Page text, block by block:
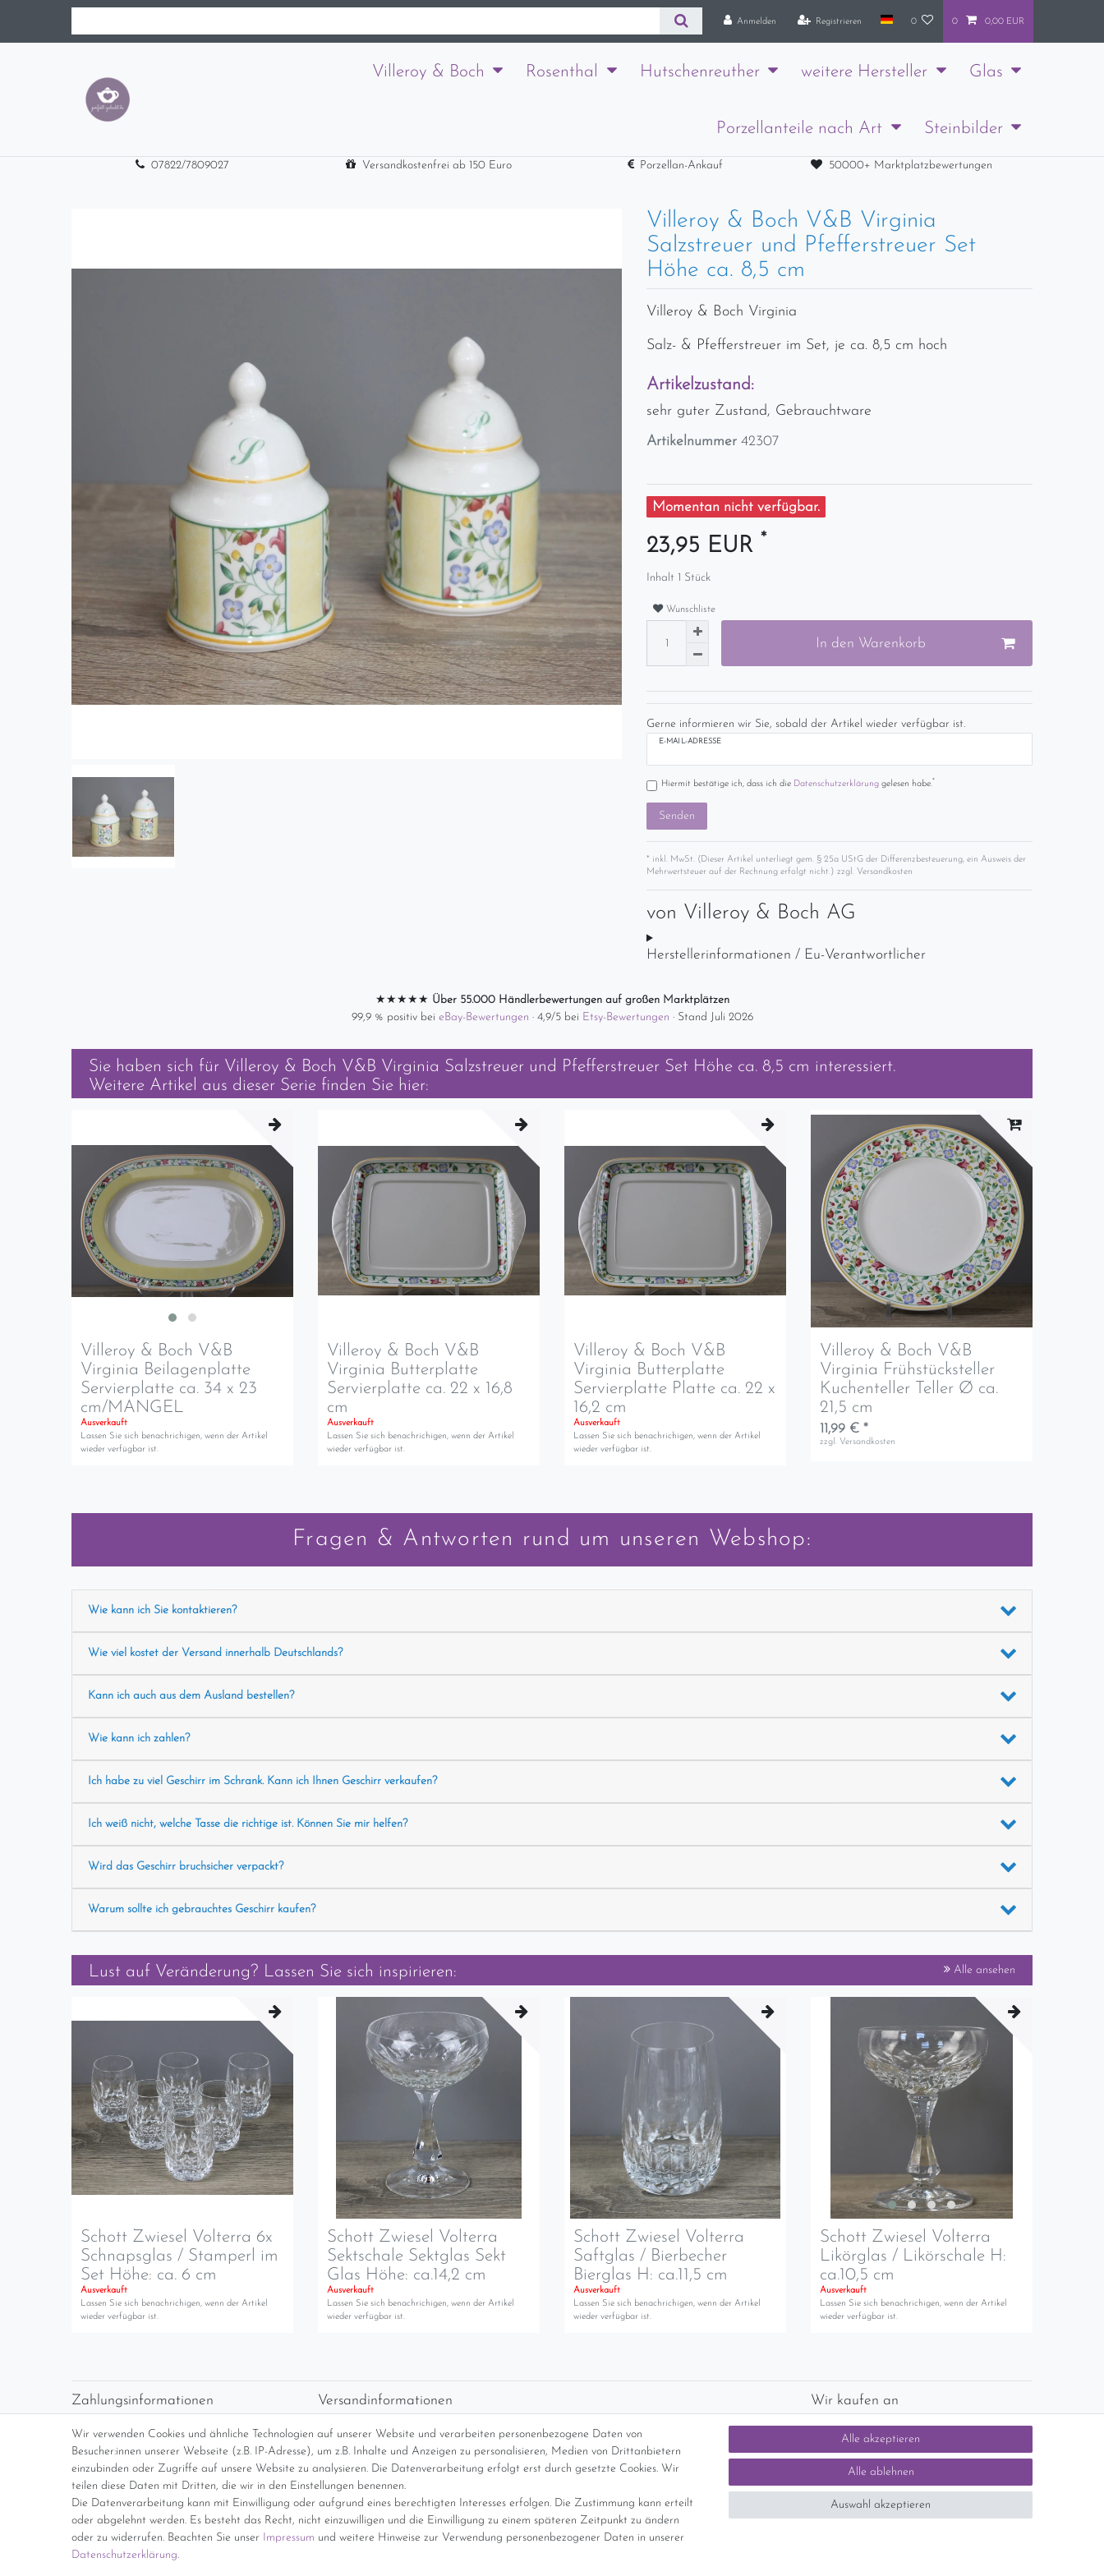
Anmelden Registrieren 0 0 0,00 EUR
Villeroy & Boch Rosenthal Hutschenreuther weitere Hersteller Glas
Porzellanteile nach Art Steinbilder
07822/7809027 Versandkostenfrei ab 150 Euro Porzellan-Ankauf 50000+ Marktplatzbewertungen
Villeroy & Boch V&B Virginia
Salzstreuer und Pfefferstreuer Set
Höhe ca. 8,5 cm
Villeroy & Boch Virginia
Salz- & Pfefferstreuer im Set, je ca. 8,5 cm hoch
Artikelzustand:
sehr guter Zustand, Gebrauchtware
Artikelnummer 42307
Momentan nicht verfügbar.
23,95 EUR *
Inhalt 1 Stück
Wunschliste
In den Warenkorb
Gerne informieren wir Sie, sobald der Artikel wieder verfügbar ist.
E-MAIL-ADRESSE
Hiermit bestätige ich, dass ich die Daten­schutz­erklärunggelesen habe.*
Senden
* inkl. MwSt. (Dieser Artikel unterliegt gem. § 25a UStG der Differenzbesteuerung, ein Ausweis der
Mehrwertsteuer auf der Rechnung erfolgt nicht.) zzgl. Versandkosten
von Villeroy & Boch AG
Herstellerinformationen / Eu-Verantwortlicher
★★★★★ Über 55.000 Händlerbewertungen auf großen Marktplätzen
99,9 % positiv bei eBay-Bewertungen · 4,9/5 bei Etsy-Bewertungen · Stand Juli 2026
Sie haben sich für Villeroy & Boch V&B Virginia Salzstreuer und Pfefferstreuer Set Höhe ca. 8,5 cm interessiert.
Weitere Artikel aus dieser Serie finden Sie hier:
Villeroy & Boch V&B
Virginia Beilagenplatte
Servierplatte ca. 34 x 23
cm/MANGEL
Ausverkauft
Lassen Sie sich benachrichigen, wenn der Artikel
wieder verfügbar ist.
Villeroy & Boch V&B
Virginia Butterplatte
Servierplatte ca. 22 x 16,8
cm
Ausverkauft
Lassen Sie sich benachrichigen, wenn der Artikel
wieder verfügbar ist.
Villeroy & Boch V&B
Virginia Butterplatte
Servierplatte Platte ca. 22 x
16,2 cm
Ausverkauft
Lassen Sie sich benachrichigen, wenn der Artikel
wieder verfügbar ist.
Villeroy & Boch V&B
Virginia Frühstücksteller
Kuchenteller Teller Ø ca.
21,5 cm
11,99 € *
zzgl. Versandkosten
Fragen & Antworten rund um unseren Webshop:
Wie kann ich Sie kontaktieren?
Wie viel kostet der Versand innerhalb Deutschlands?
Kann ich auch aus dem Ausland bestellen?
Wie kann ich zahlen?
Ich habe zu viel Geschirr im Schrank. Kann ich Ihnen Geschirr verkaufen?
Ich weiß nicht, welche Tasse die richtige ist. Können Sie mir helfen?
Wird das Geschirr bruchsicher verpackt?
Warum sollte ich gebrauchtes Geschirr kaufen?
Lust auf Veränderung? Lassen Sie sich inspirieren: Alle ansehen
Schott Zwiesel Volterra 6x
Schnapsglas / Stamperl im
Set Höhe: ca. 6 cm
Ausverkauft
Lassen Sie sich benachrichigen, wenn der Artikel
wieder verfügbar ist.
Schott Zwiesel Volterra
Sektschale Sektglas Sekt
Glas Höhe: ca.14,2 cm
Ausverkauft
Lassen Sie sich benachrichigen, wenn der Artikel
wieder verfügbar ist.
Schott Zwiesel Volterra
Saftglas / Bierbecher
Bierglas H: ca.11,5 cm
Ausverkauft
Lassen Sie sich benachrichigen, wenn der Artikel
wieder verfügbar ist.
Schott Zwiesel Volterra
Likörglas / Likörschale H:
ca.10,5 cm
Ausverkauft
Lassen Sie sich benachrichigen, wenn der Artikel
wieder verfügbar ist.
Wir verwenden Cookies und ähnliche Technologien auf unserer Website und verarbeiten personenbezogene Daten von
Besucher:innen unserer Webseite (z.B. IP-Adresse), um z.B. Inhalte und Anzeigen zu personalisieren, Medien von Drittanbietern
einzubinden oder Zugriffe auf unsere Website zu analysieren. Die Datenverarbeitung erfolgt erst durch gesetzte Cookies. Wir
teilen diese Daten mit Dritten, die wir in den Einstellungen benennen.
Die Datenverarbeitung kann mit Einwilligung oder aufgrund eines berechtigten Interesses erfolgen. Die Zustimmung kann erteilt
oder abgelehnt werden. Es besteht das Recht, nicht einzuwilligen und die Einwilligung zu einem späteren Zeitpunkt zu ändern
oder zu widerrufen. Beachten Sie unser Impressum und weitere Hinweise zur Verwendung personenbezogener Daten in unserer
Daten­schutz­erklärung.
Alle akzeptieren
Alle ablehnen
Auswahl akzeptieren
Zahlungsinformationen
Paypal
Abholung
Versandinformationen
Versand per GLS (6,90 Euro) oder DHL (8,49 Euro ) inkl. MwSt. (innerhalb Deutschlands)
kostenfreie Lieferung ab 150 Euro Warenwert (innerhalb Deutschlands)
Übersicht Internationale Versandkosten
Wir kaufen an
Sie haben zuviel Porzellan im Schrank? Gerne
kaufen wir dieses an. Einfach unverbindliches
Angebot anfordern.
*Endpreis inkl. MwSt. (Dieser Artikel unterliegt gem. § 25a UStG der Differenzbesteuerung, ein Ausweis der Mehrwertsteuer auf der Rechnung erfolgt nicht.)